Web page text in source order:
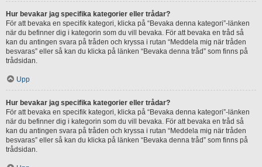
Hur bevakar jag specifika kategorier eller trådar?
För att bevaka en specifik kategori, klicka på “Bevaka denna kategori”-länken
när du befinner dig i kategorin som du vill bevaka. För att bevaka en tråd så
kan du antingen svara på tråden och kryssa i rutan “Meddela mig när tråden
besvaras” eller så kan du klicka på länken “Bevaka denna tråd” som finns på
trådsidan.
Upp
Hur bevakar jag specifika kategorier eller trådar?
För att bevaka en specifik kategori, klicka på “Bevaka denna kategori”-länken
när du befinner dig i kategorin som du vill bevaka. För att bevaka en tråd så
kan du antingen svara på tråden och kryssa i rutan “Meddela mig när tråden
besvaras” eller så kan du klicka på länken “Bevaka denna tråd” som finns på
trådsidan.